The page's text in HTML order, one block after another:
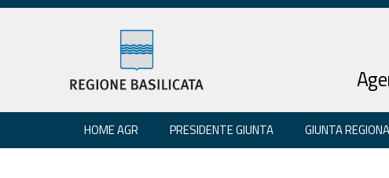
HOME AGR PRESIDENTE GIUNTA GIUNTA